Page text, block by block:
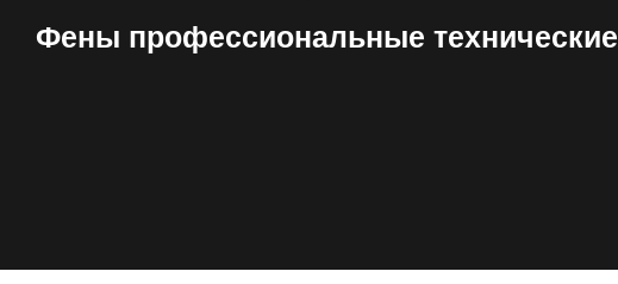
Фены профессиональные технические